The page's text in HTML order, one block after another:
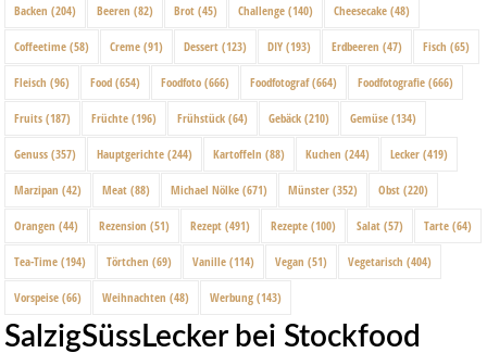
Backen (204) Beeren (82) Brot (45) Challenge (140) Cheesecake (48)
Coffeetime (58) Creme (91) Dessert (123) DIY (193) Erdbeeren (47) Fisch (65)
Fleisch (96) Food (654) Foodfoto (666) Foodfotograf(664) Foodfotografie (666)
Fruits (187) Früchte (196) Frühstück (64) Gebäck (210) Gemüse (134)
Genuss (357) Hauptgerichte (244) Kartoffeln (88) Kuchen (244) Lecker (419)
Marzipan (42) Meat (88) Michael Nölke (671) Münster (352) Obst (220)
Orangen (44) Rezension (51) Rezept (491) Rezepte (100) Salat (57) Tarte (64)
Tea-Time (194) Törtchen (69) Vanille (114) Vegan (51) Vegetarisch (404)
Vorspeise (66) Weihnachten (48) Werbung (143)
SalzigSüssLecker bei Stockfood